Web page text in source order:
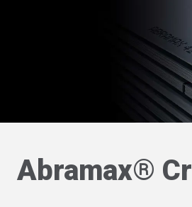
Abramax® Cr